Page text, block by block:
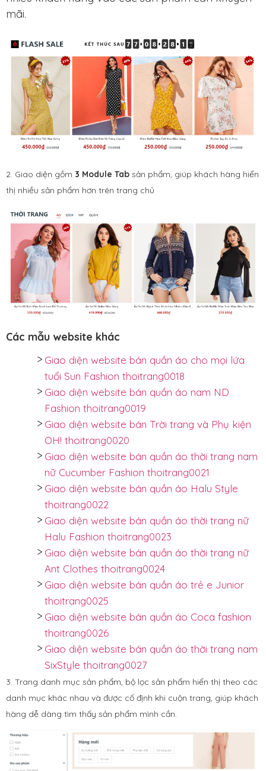
mãi.​
2. Giao diện gồm 3 Module Tab sản phẩm, giúp khách hàng hiển
thị nhiều sản phẩm hơn trên trang chủ
Các mẫu website khác
Giao diện website bán quần áo cho mọi lứa
tuổi Sun Fashion thoitrang0018
Giao diện website bán quần áo nam ND
Fashion thoitrang0019
Giao diện website bán Trời trang và Phụ kiện
OH! thoitrang0020
Giao diện website bán quần áo thời trang nam
nữ Cucumber Fashion thoitrang0021
Giao diện website bán quần áo Halu Style
thoitrang0022
Giao diện website bán quần áo thời trang nữ
Halu Fashion thoitrang0023
Giao diện website bán quần áo thời trang nữ
Ant Clothes thoitrang0024
Giao diện website bán quần áo trẻ e Junior
thoitrang0025
Giao diện website bán quần áo Coca fashion
thoitrang0026
Giao diện website bán quần áo thời trang nam
SixStyle thoitrang0027
3. Trang danh mục sản phẩm, bộ lọc sản phẩm hiển thị theo các
danh mục khác nhau và được cố định khi cuộn trang, giúp khách
hàng dễ dàng tìm thấy sản phẩm mình cần.